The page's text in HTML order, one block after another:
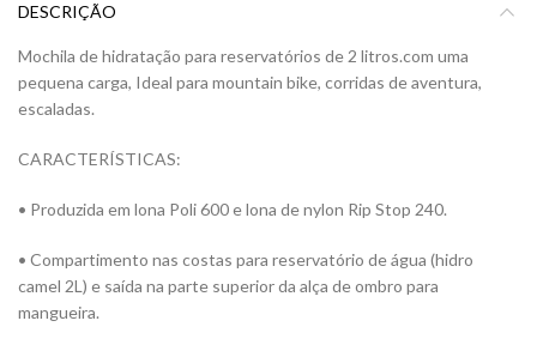
DESCRIÇÃO
Mochila de hidratação para reservatórios de 2 litros.com uma
pequena carga, Ideal para mountain bike, corridas de aventura,
escaladas.
CARACTERÍSTICAS:
• Produzida em lona Poli 600 e lona de nylon Rip Stop 240.
• Compartimento nas costas para reservatório de água (hidro
camel 2L) e saída na parte superior da alça de ombro para
mangueira.